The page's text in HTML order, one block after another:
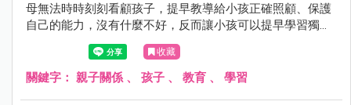
母無法時時刻刻看顧孩子，提早教導給小孩正確照顧、保護
自己的能力，沒有什麼不好，反而讓小孩可以提早學習獨當
收藏
關鍵字： 親子關係 、 孩子 、 教育 、 學習